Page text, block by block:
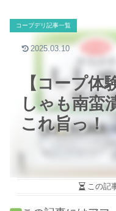
【コープ体
しゃも南
これ旨っ！
コープデリ記事一覧
2025.03.10
この記